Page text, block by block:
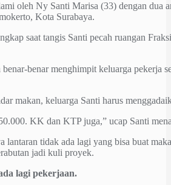
oleh Ny Santi Marisa (33) dengan dua
Kota Surabaya.
saat tangis Santi pecah ruangan
benar menghimpit keluarga pekerja
makan, keluarga Santi harus
KK dan KTP juga,” ucap Santi
lantaran tidak ada lagi yang bisa buat
jadi kuli proyek.
lagi pekerjaan.